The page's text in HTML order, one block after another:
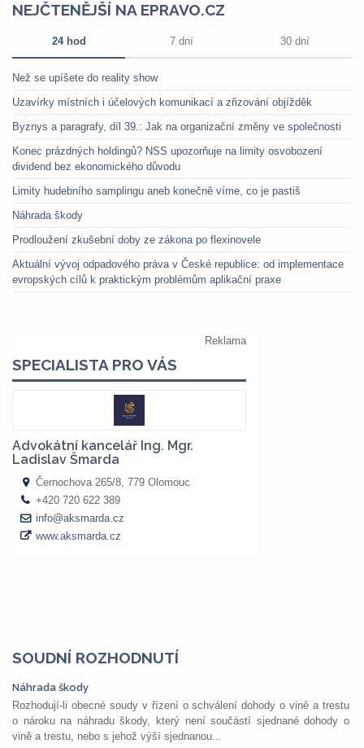
NEJČTENĚJŠÍ NA EPRAVO.CZ
24 hod 7 dní 30 dní
Než se upíšete do reality show
Uzavírky místních i účelových komunikací a zřizování objížděk
Byznys a paragrafy, díl 39.: Jak na organizační změny ve společnosti
Konec prázdných holdingů? NSS upozorňuje na limity osvobození
dividend bez ekonomického důvodu
Limity hudebního samplingu aneb konečně víme, co je pastiš
Náhrada škody
Prodloužení zkušební doby ze zákona po flexinovele
Aktuální vývoj odpadového práva v České republice: od implementace
evropských cílů k praktickým problémům aplikační praxe
SOUDNÍ ROZHODNUTÍ
Náhrada škody
Rozhodují-li obecné soudy v řízení o schválení dohody o vině a trestu
o nároku na náhradu škody, který není součástí sjednané dohody o
vině a trestu, nebo s jehož výší sjednanou...